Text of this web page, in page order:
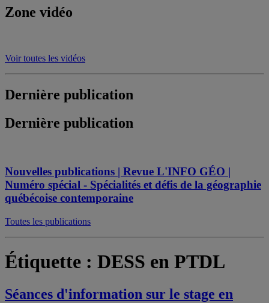
Zone vidéo
Voir toutes les vidéos
Dernière publication
Dernière publication
Nouvelles publications | Revue L'INFO GÉO |
Numéro spécial - Spécialités et défis de la géographie
québécoise contemporaine
Toutes les publications
Étiquette : DESS en PTDL
Séances d'information sur le stage en